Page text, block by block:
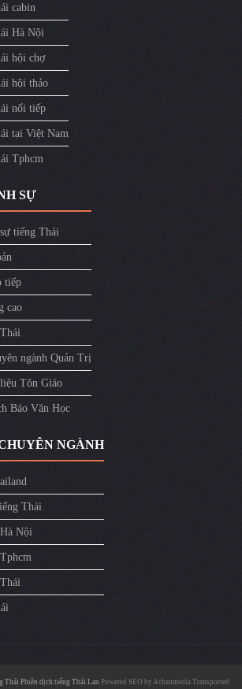
cabin
Hà Nội
hội chợ
hội thảo
nối tiếp
tại Việt Nam
Tphcm
SỰ
tiếng Thái
tiếp
cao
ngành Quản Trị
Tôn Giáo
Báo Văn Học
NGÀNH
Thái
Nội
Thái Phiên dịch tiếng Thái Lan Powered SEO by Achaumedia Transported